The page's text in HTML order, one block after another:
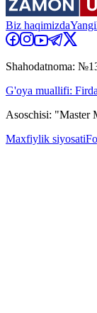
Biz haqimizda
Shahodatnoma:
G'oya muallifi:
Asoschisi: "Master
Maxfiylik siyosati